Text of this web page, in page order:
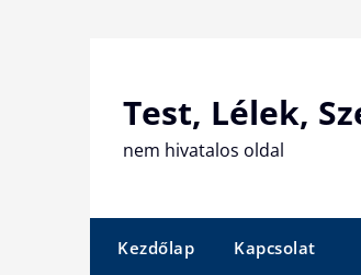
Test, Lélek,
nem hivatalos oldal
Kezdőlap Kapcsolat